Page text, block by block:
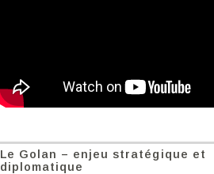
Le Golan – enjeu stratégique et
diplomatique